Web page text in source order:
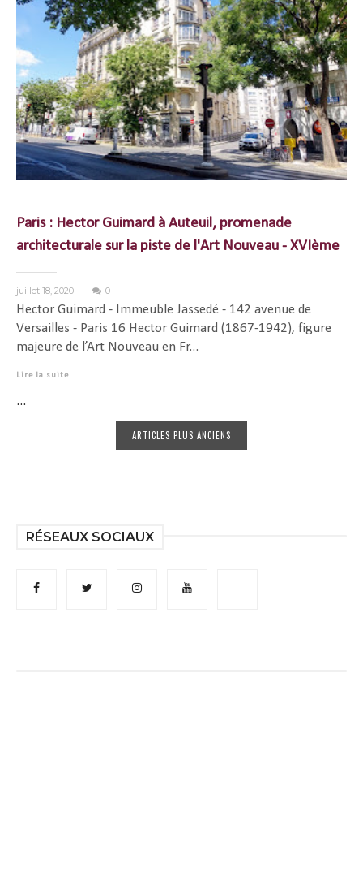
Paris : Hector Guimard à Auteuil, promenade
architecturale sur la piste de l'Art Nouveau - XVIème
juillet 18, 2020 0
Hector Guimard - Immeuble Jassedé - 142 avenue de
Versailles - Paris 16 Hector Guimard (1867-1942), figure
majeure de l’Art Nouveau en Fr...
Lire la suite
...
ARTICLES PLUS ANCIENS
RÉSEAUX SOCIAUX